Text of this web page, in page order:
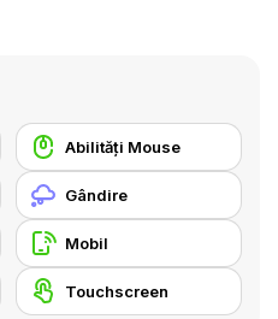
Abilități Mouse
Gândire
Mobil
Touchscreen